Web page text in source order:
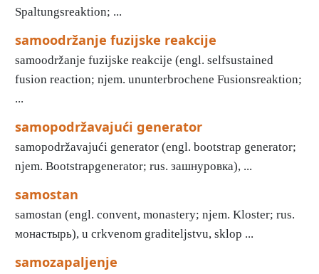
Spaltungsreaktion; ...
samoodržanje fuzijske reakcije
samoodržanje fuzijske reakcije (engl. selfsustained
fusion reaction; njem. ununterbrochene Fusionsreaktion;
...
samopodržavajući generator
samopodržavajući generator (engl. bootstrap generator;
njem. Bootstrapgenerator; rus. зашнуровка), ...
samostan
samostan (engl. convent, monastery; njem. Kloster; rus.
монастырь), u crkvenom graditeljstvu, sklop ...
samozapaljenje